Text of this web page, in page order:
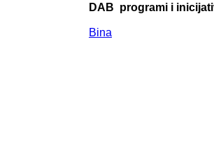
DAB programi i
Bina